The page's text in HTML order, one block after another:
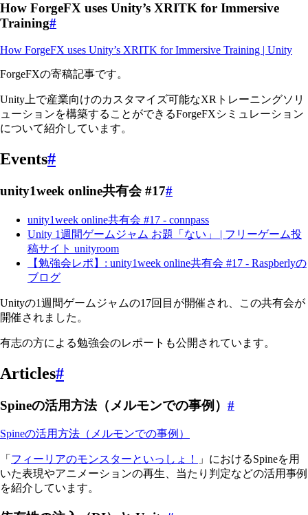
How ForgeFX uses Unity’s XRITK for Immersive
Training#
How ForgeFX uses Unity’s XRITK for Immersive Training | Unity
ForgeFXの寄稿記事です。
Unity上で産業向けのカスタマイズ可能なXRトレーニングソリ
ューションを構築することができるForgeFXシミュレーション
について紹介しています。
Events#
unity1week online共有会 #17#
unity1week online共有会 #17 - connpass
Unity 1週間ゲームジャム お題「ない」 | フリーゲーム投
稿サイト unityroom
【勉強会レポ】: unity1week online共有会 #17 - Raspberlyの
ブログ
Unityの1週間ゲームジャムの17回目が開催され、この共有会が
開催されました。
有志の方による勉強会のレポートも公開されています。
Articles#
Spineの活用方法（メルモンでの事例） #
Spineの活用方法（メルモンでの事例）
「 フィーリアのモンスターといっしょ！
」におけるSpineを用
いた表現やアニメーションの再生、当たり判定などの活用事例
を紹介しています。